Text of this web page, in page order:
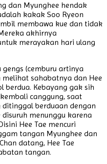
dan Myunghee hendak
kakak Soo Ryeon
membawa kue dan tidak
akhirnya
merayakan hari ulang
(cemburu artinya
melihat sahabatnya dan Hee
berdua. Kebayang gak sih
canggung, saat
berduaan dengan
disuruh menunggu karena
Hee Tae mencuri
tangan Myunghee dan
datang, Hee Tae
tangan.